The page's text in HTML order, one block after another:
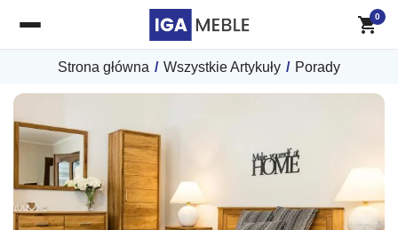
Strona główna / Wszystkie Artykuły / Porady
0